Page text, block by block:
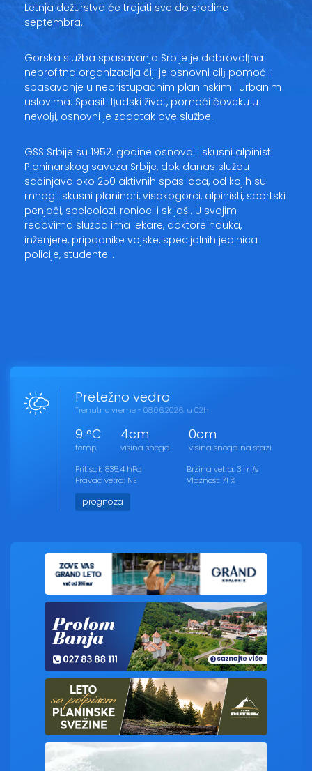
Letnja dežurstva će trajati sve do sredine
septembra.
Gorska služba spasavanja Srbije je dobrovolјna i
neprofitna organizacija čiji je osnovni cilј pomoć i
spasavanje u nepristupačnim planinskim i urbanim
uslovima. Spasiti lјudski život, pomoći čoveku u
nevolјi, osnovni je zadatak ove službe.
GSS Srbije su 1952. godine osnovali iskusni alpinisti
Planinarskog saveza Srbije, dok danas službu
sačinjava oko 250 aktivnih spasilaca, od kojih su
mnogi iskusni planinari, visokogorci, alpinisti, sportski
penjači, speleolozi, ronioci i skijaši. U svojim
redovima služba ima lekare, doktore nauka,
inženjere, pripadnike vojske, specijalnih jedinica
policije, studente…
Pretežno vedro
Trenutno vreme - 08.06.2026. u 02h
9 °C
temp.
4cm
visina snega
0cm
visina snega na stazi
Pritisak: 835.4 hPa
Pravac vetra: NE
Brzina vetra: 3 m/s
Vlažnost: 71 %
prognoza